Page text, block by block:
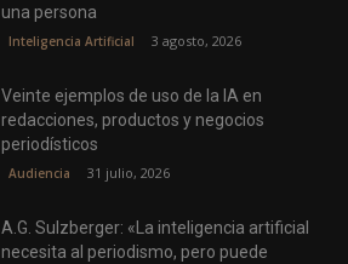
una persona
Inteligencia Artificial 3 agosto, 2026
Veinte ejemplos de uso de la IA en
redacciones, productos y negocios
periodísticos
Audiencia 31 julio, 2026
A.G. Sulzberger: «La inteligencia artificial
necesita al periodismo, pero puede